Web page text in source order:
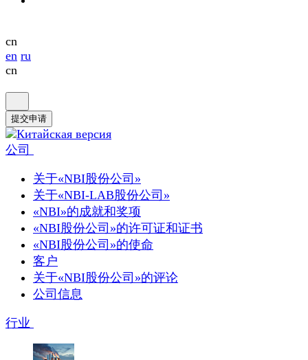
cn
en ru
cn
提交申请
公司
关于«NBI股份公司»
关于«NBI-LAB股份公司»
«NBI»的成就和奖项
«NBI股份公司»的许可证和证书
«NBI股份公司»的使命
客户
关于«NBI股份公司»的评论
公司信息
行业